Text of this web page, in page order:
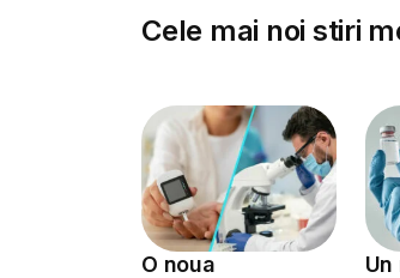
Cele mai noi stiri
O noua